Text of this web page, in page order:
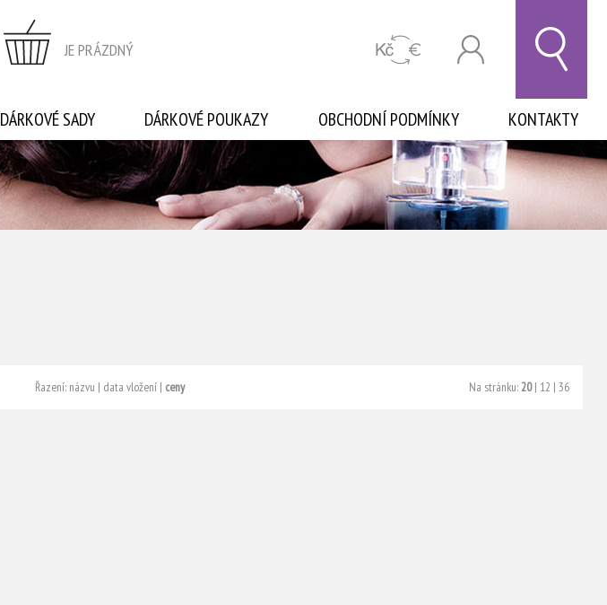
JE PRÁZDNÝ
DÁRKOVÉ SADY DÁRKOVÉ POUKAZY OBCHODNÍ PODMÍNKY KONTAKTY
Řazení: názvu | data vložení| ceny Na stránku:20| 12 | 36